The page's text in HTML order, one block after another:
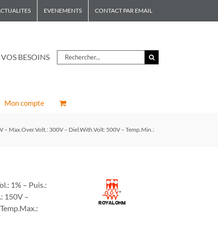
EVENEMENTS CONTACT PAR EMAIL
BESOINS Rechercher
Mon compte
– Max.Over.Volt.: 300V – Diel.With.Volt: 500V – Temp.Min.:
1% – Puis.:
150V –